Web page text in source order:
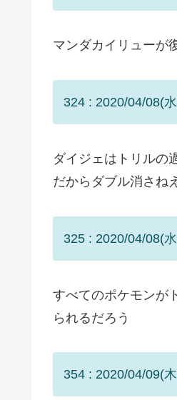
マンダカイリューが
324 : 2020/04/08(
ダイジェはトリルの
だからダブル消さね
325 : 2020/04/08(
すべてのポケモンが
られるだろう
354 : 2020/04/09(